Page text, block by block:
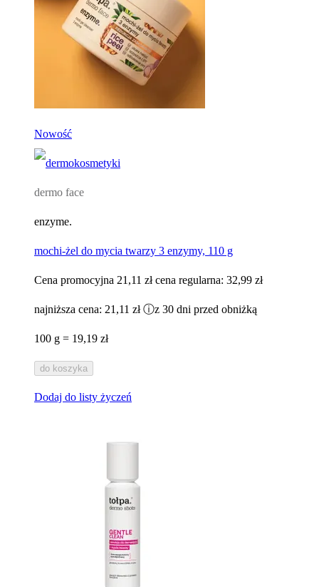
Nowość
dermo face
enzyme.
mochi-żel do mycia twarzy 3 enzymy, 110 g
Cena promocyjna 21,11 zł cena regularna: 32,99 zł
najniższa cena: 21,11 zł ⓘz 30 dni przed obniżką
100 g = 19,19 zł
do koszyka
Dodaj do listy życzeń